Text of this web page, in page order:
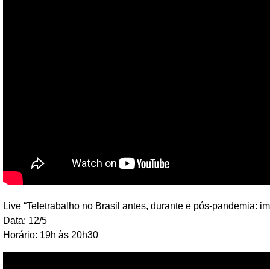
Live “Teletrabalho no Brasil antes, durante e pós-pandemia:
Data: 12/5
Horário: 19h às 20h30